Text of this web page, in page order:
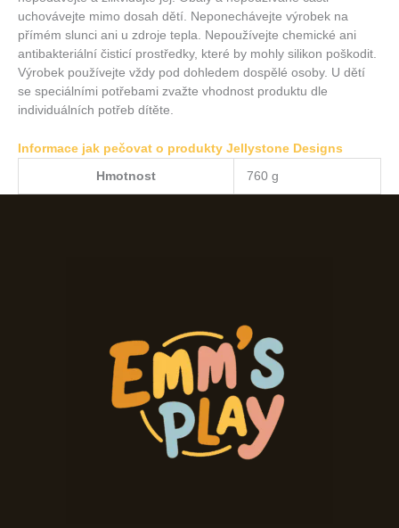
uchovávejte mimo dosah dětí. Neponechávejte výrobek na
přímém slunci ani u zdroje tepla. Nepoužívejte chemické ani
antibakteriální čisticí prostředky, které by mohly silikon poškodit.
Výrobek používejte vždy pod dohledem dospělé osoby. U dětí
se speciálními potřebami zvažte vhodnost produktu dle
individuálních potřeb dítěte.
Informace jak pečovat o produkty Jellystone Designs
Hmotnost 760 g